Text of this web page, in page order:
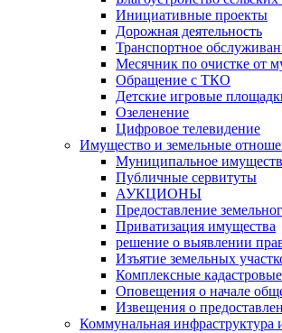
Инициативные проекты
Дорожная деятельность
Транспортное
Месячник по очистке от
Обращение с ТКО
Детские игровые
Озеленение
Цифровое телевидение
Имущество и земельные
Муниципальное
Публичные сервитуты
АУКЦИОНЫ
Предоставление
Приватизация имущества
решение о выявлении
Изъятие земельных
Комплексные
Оповещения о начале
Извещения о
Коммунальная инфраструктура